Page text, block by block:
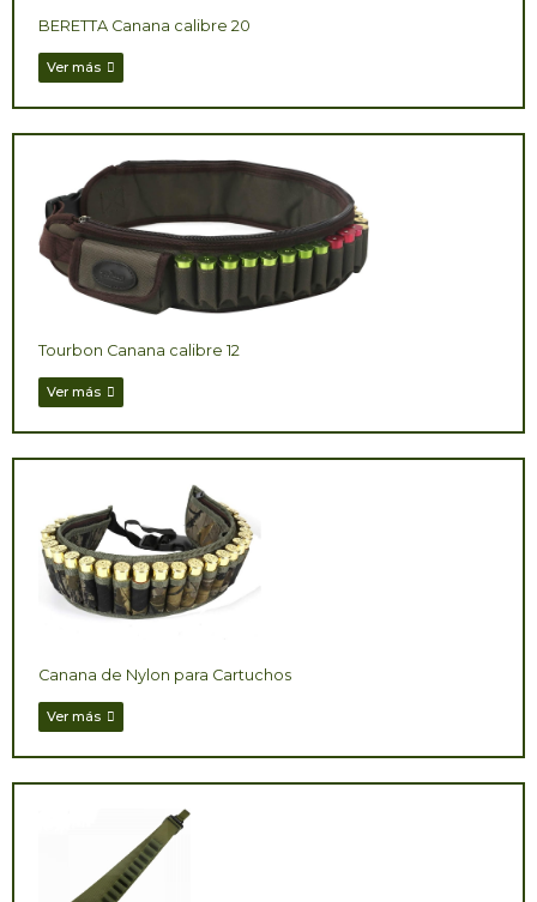
BERETTA Canana calibre 20
Ver más
Tourbon Canana calibre 12
Ver más
Canana de Nylon para Cartuchos
Ver más